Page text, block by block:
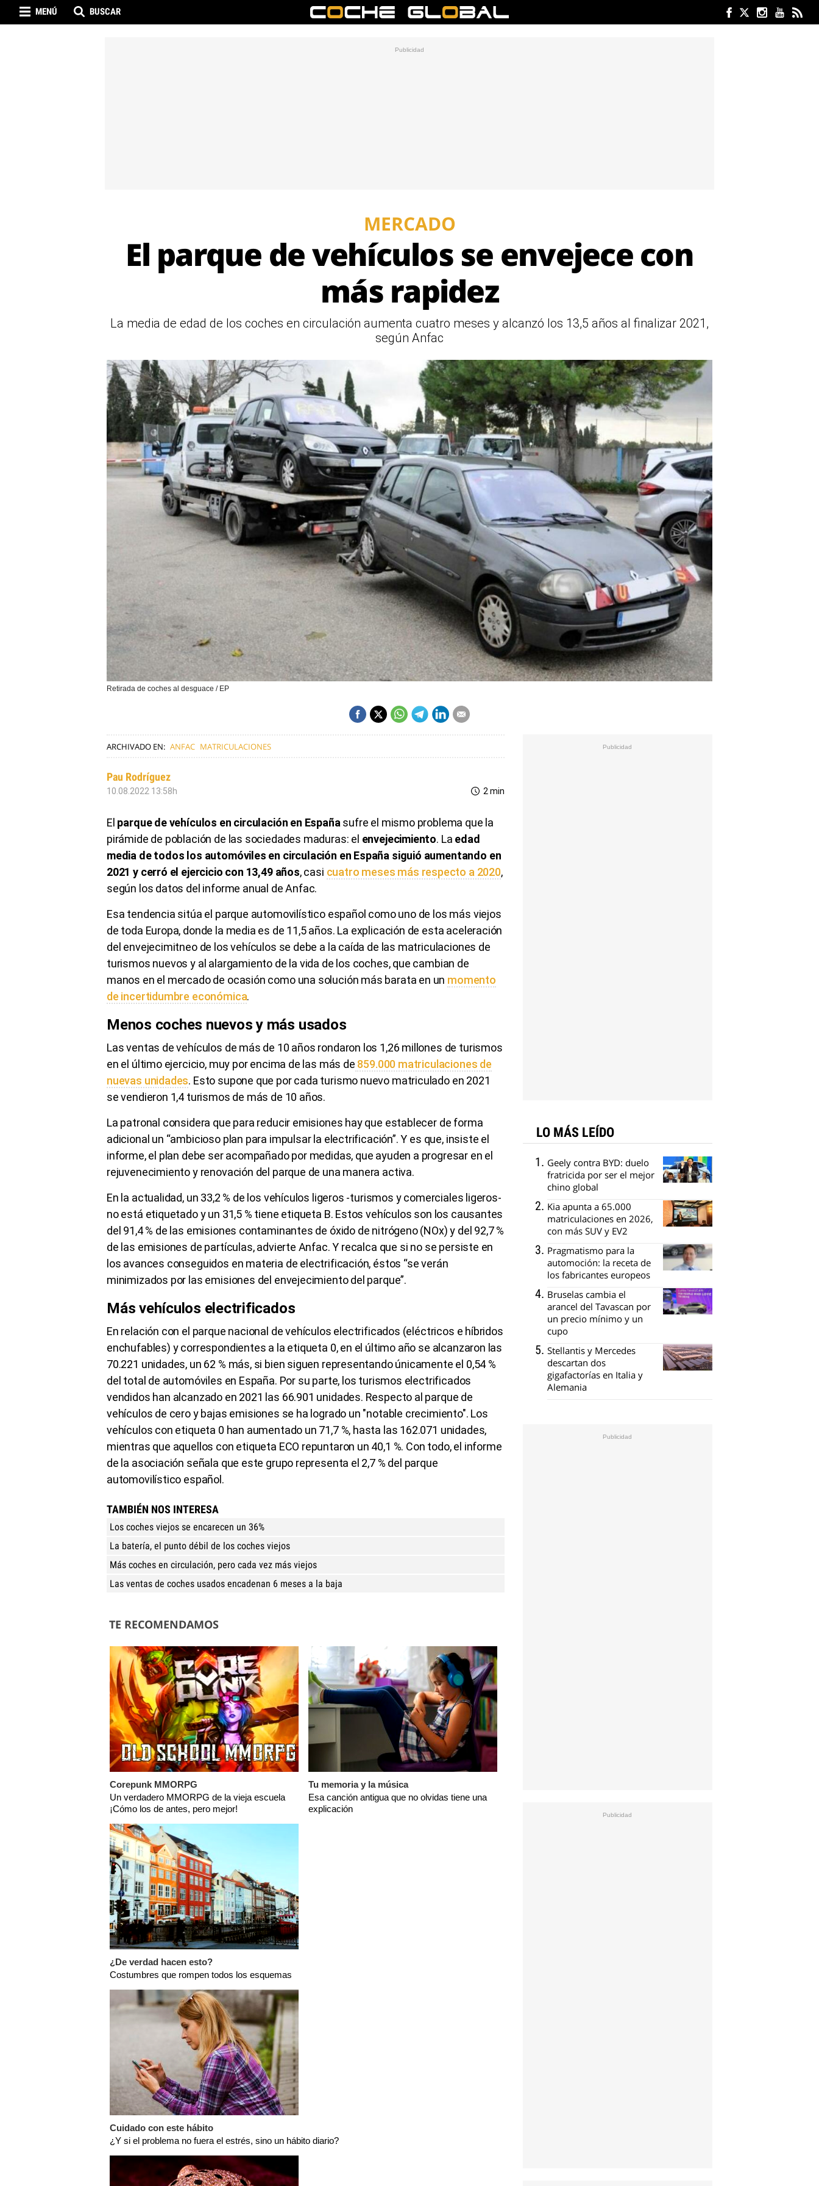
MENÚ BUSCAR
MERCADO
El parque de vehículos se envejece con
más rapidez
La media de edad de los coches en circulación aumenta cuatro meses y alcanzó los 13,5 años al finalizar 2021,
según Anfac
Retirada de coches al desguace / EP
ARCHIVADO EN: ANFAC MATRICULACIONES
Pau Rodríguez
10.08.2022 13:58h 2 min
El parque de vehículos en circulación en España sufre el mismo problema que la
pirámide de población de las sociedades maduras: el envejecimiento. La edad
media de todos los automóviles en circulación en España siguió aumentando en
2021 y cerró el ejercicio con 13,49 años, casi cuatro meses más respecto a 2020,
según los datos del informe anual de Anfac.
Esa tendencia sitúa el parque automovilístico español como uno de los más viejos
de toda Europa, donde la media es de 11,5 años. La explicación de esta aceleración
del envejecimitneo de los vehículos se debe a la caída de las matriculaciones de
turismos nuevos y al alargamiento de la vida de los coches, que cambian de
manos en el mercado de ocasión como una solución más barata en un momento
de incertidumbre económica.
Menos coches nuevos y más usados
Las ventas de vehículos de más de 10 años rondaron los 1,26 millones de turismos
en el último ejercicio, muy por encima de las más de 859.000 matriculaciones de
nuevas unidades. Esto supone que por cada turismo nuevo matriculado en 2021
se vendieron 1,4 turismos de más de 10 años.
La patronal considera que para reducir emisiones hay que establecer de forma
adicional un “ambicioso plan para impulsar la electrificación”. Y es que, insiste el
informe, el plan debe ser acompañado por medidas, que ayuden a progresar en el
rejuvenecimiento y renovación del parque de una manera activa.
En la actualidad, un 33,2 % de los vehículos ligeros -turismos y comerciales ligeros-
no está etiquetado y un 31,5 % tiene etiqueta B. Estos vehículos son los causantes
del 91,4 % de las emisiones contaminantes de óxido de nitrógeno (NOx) y del 92,7 %
de las emisiones de partículas, advierte Anfac. Y recalca que si no se persiste en
los avances conseguidos en materia de electrificación, éstos “se verán
minimizados por las emisiones del envejecimiento del parque”.
Más vehículos electrificados
En relación con el parque nacional de vehículos electrificados (eléctricos e híbridos
enchufables) y correspondientes a la etiqueta 0, en el último año se alcanzaron las
70.221 unidades, un 62 % más, si bien siguen representando únicamente el 0,54 %
del total de automóviles en España. Por su parte, los turismos electrificados
vendidos han alcanzado en 2021 las 66.901 unidades. Respecto al parque de
vehículos de cero y bajas emisiones se ha logrado un "notable crecimiento". Los
vehículos con etiqueta 0 han aumentado un 71,7 %, hasta las 162.071 unidades,
mientras que aquellos con etiqueta ECO repuntaron un 40,1 %. Con todo, el informe
de la asociación señala que este grupo representa el 2,7 % del parque
automovilístico español.
TAMBIÉN NOS INTERESA
Los coches viejos se encarecen un 36%
La batería, el punto débil de los coches viejos
Más coches en circulación, pero cada vez más viejos
Las ventas de coches usados encadenan 6 meses a la baja
TE RECOMENDAMOS
Corepunk MMORPG
Un verdadero MMORPG de la vieja escuela
¡Cómo los de antes, pero mejor!
Tu memoria y la música
Esa canción antigua que no olvidas tiene una
explicación
¿De verdad hacen esto?
Costumbres que rompen todos los esquemas
Cuidado con este hábito
¿Y si el problema no fuera el estrés, sino un hábito diario?
LO MÁS LEÍDO
Geely contra BYD: duelo
fratricida por ser el mejor
chino global
Kia apunta a 65.000
matriculaciones en 2026,
con más SUV y EV2
Pragmatismo para la
automoción: la receta de
los fabricantes europeos
Bruselas cambia el
arancel del Tavascan por
un precio mínimo y un
cupo
Stellantis y Mercedes
descartan dos
gigafactorías en Italia y
Alemania